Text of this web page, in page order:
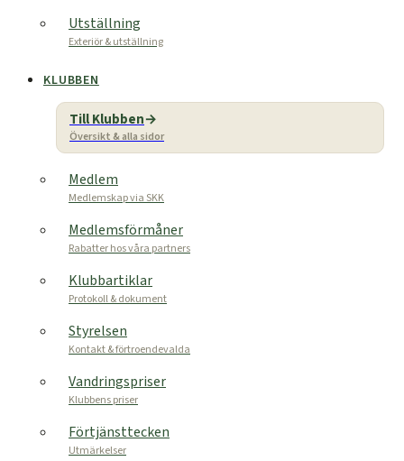
Utställning
Exteriör & utställning
KLUBBEN
Till Klubben
Översikt & alla sidor
Medlem
Medlemskap via SKK
Medlemsförmåner
Rabatter hos våra partners
Klubbartiklar
Protokoll & dokument
Styrelsen
Kontakt & förtroendevalda
Vandringspriser
Klubbens priser
Förtjänsttecken
Utmärkelser